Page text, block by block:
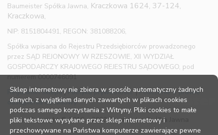
Baumeister Spółka Jawna, Kraczkowa 1624, 37-124,
Kraczkowa,
NIP: 8151804491, REGON: 381088206,
Spółka wpisana do Rejestru Przedsiębiorców prowadzonego
przez SĄD REJONOWY W RZESZOWIE, XII WYDZIAŁ
GOSPODARCZY KRAJOWEGO REJESTRU SĄDOWEGO, pod
numerem 0000746091
Regulamin sklepu| Polityka prywatności |Pouczenie o prawie
odstąpienia od umowy
Copyright © 2016 – 2023 Baumeister Spółka Jawna
Sklep internetowy nie zbiera w sposób automatyczny żadnych
danych, z wyjątkiem danych zawartych w plikach cookies
podczas samego korzystania z Witryny. Pliki cookies to małe
pliki tekstowe wysyłane przez sklep internetowy i
przechowywane na Państwa komputerze zawierające pewne